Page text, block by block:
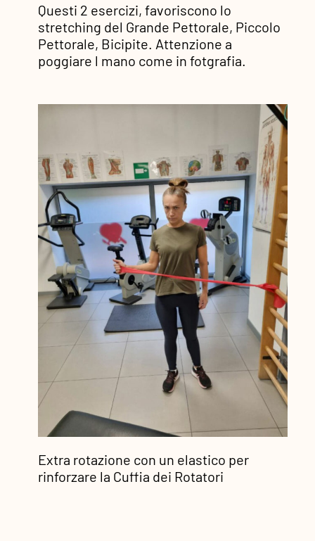
Questi 2 esercizi, favoriscono lo
stretching del Grande Pettorale, Piccolo
Pettorale, Bicipite. Attenzione a
poggiare l mano come in fotgrafia.
Extra rotazione con un elastico per
rinforzare la Cuffia dei Rotatori